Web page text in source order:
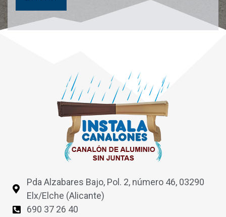
Pda Alzabares Bajo, Pol. 2, número 46, 03290
Elx/Elche (Alicante)
690 37 26 40